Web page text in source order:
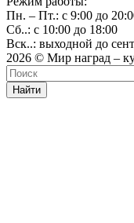
Пн. – Пт.: с 9:00 до
Сб..: с 10:00 до 18:00
Вск..: выходной до
2026 © Мир наград –
Найти